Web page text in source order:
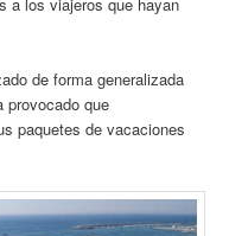
de forma generalizada
provocado que
paquetes de vacaciones